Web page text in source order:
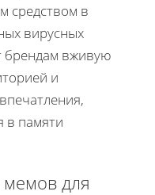
средством в
вирусных
брендам вживую
и
в памяти
мемов для